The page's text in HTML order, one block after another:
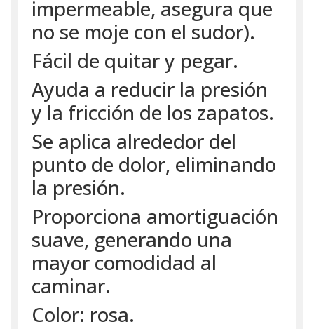
impermeable, asegura que
no se moje con el sudor).
Fácil de quitar y pegar.
Ayuda a reducir la presión
y la fricción de los zapatos.
Se aplica alrededor del
punto de dolor, eliminando
la presión.
Proporciona amortiguación
suave, generando una
mayor comodidad al
caminar.
Color: rosa.